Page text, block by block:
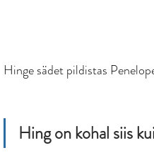
Hinge sädet pildistas
Hing on kohal siis